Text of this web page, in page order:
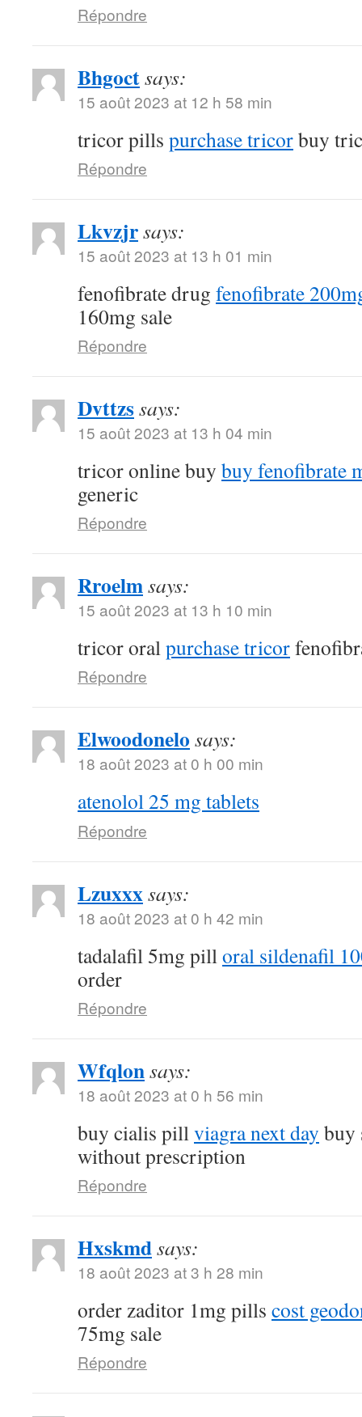
Répondre
Bhgoctsays:
15 août 2023 at 12 h 58 min
tricor pills purchase tricorbuy
Répondre
Lkvzjrsays:
15 août 2023 at 13 h 01 min
fenofibrate drug fenofibrate
160mg sale
Répondre
Dvttzssays:
15 août 2023 at 13 h 04 min
tricor online buy buy fenofibrate
generic
Répondre
Rroelmsays:
15 août 2023 at 13 h 10 min
tricor oralpurchase tricor
Répondre
Elwoodonelo says:
18 août 2023 at 0 h 00 min
atenolol 25 mg tablets
Répondre
Lzuxxxsays:
18 août 2023 at 0 h 42 min
tadalafil 5mg pilloral sildenafil
order
Répondre
Wfqlonsays:
18 août 2023 at 0 h 56 min
buy cialis pillviagra next day buy
without prescription
Répondre
Hxskmdsays:
18 août 2023 at 3 h 28 min
order zaditor 1mg pills cost
75mg sale
Répondre